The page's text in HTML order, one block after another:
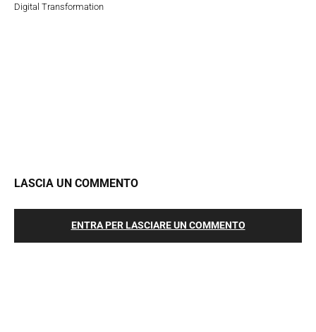
Digital Transformation
LASCIA UN COMMENTO
ENTRA PER LASCIARE UN COMMENTO